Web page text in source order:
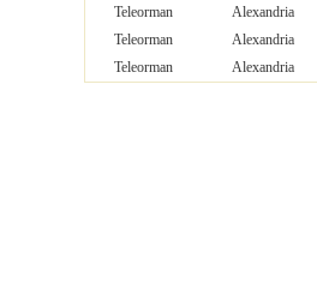
Teleorman
Alexandria
Teleorman
Alexandria
Teleorman
Alexandria